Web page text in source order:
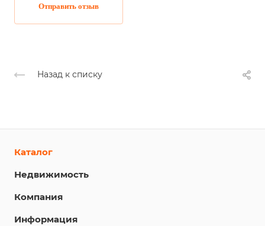
Отправить отзыв
Назад к списку
Каталог
Недвижимость
Компания
Информация